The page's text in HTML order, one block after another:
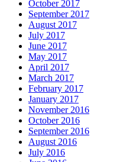
October 2017
September 2017
August 2017
July 2017
June 2017
May 2017
April 2017
March 2017
February 2017
January 2017
November 2016
October 2016
September 2016
August 2016
July 2016